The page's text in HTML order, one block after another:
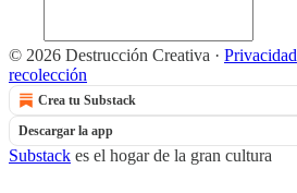
© 2026 Destrucción Creativa · Privacidad
recolección
Crea tu Substack
Descargar la app
Substack es el hogar de la gran cultura